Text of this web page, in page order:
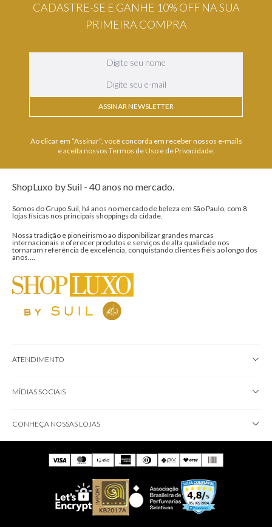
CADASTRE-SE E GANHE 10% OFF NA SUA
PRIMEIRA COMPRA
ASSINAR NEWSLETTER
Ao clicar em “Assinar”, você concorda em receber nossos e-mails
e aceita nossos Termos de Uso e de Privacidade.
ShopLuxo by Suil - 40 anos no mercado.
Somos do Grupo Suil, há anos no mercado de beleza em São Paulo, com 8
lojas físicas nos principais shoppings da cidade.
Nossa tradição e pioneirismo ao disponibilizar grandes marcas
internacionais e oferecer produtos e serviços de alta qualidade nos
tornaram referência de excelência, conquistando clientes fiéis ao longo dos
anos....
ATENDIMENTO
MÍDIAS SOCIAIS
CONHEÇA NOSSAS LOJAS